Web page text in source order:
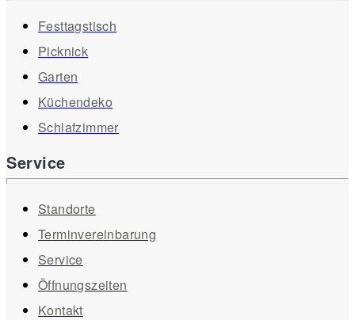
Festtagstisch
Picknick
Garten
Küchendeko
Schlafzimmer
Service
Standorte
Terminvereinbarung
Service
Öffnungszeiten
Kontakt